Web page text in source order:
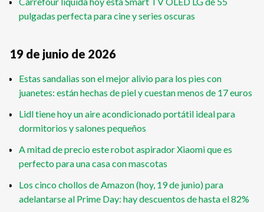
pulgadas perfecta para cine y series oscuras
19 de junio de 2026
Estas sandalias son el mejor alivio para los pies con
juanetes: están hechas de piel y cuestan menos de 17 euros
Lidl tiene hoy un aire acondicionado portátil ideal para
dormitorios y salones pequeños
A mitad de precio este robot aspirador Xiaomi que es
perfecto para una casa con mascotas
Los cinco chollos de Amazon (hoy, 19 de junio) para
adelantarse al Prime Day: hay descuentos de hasta el 82%